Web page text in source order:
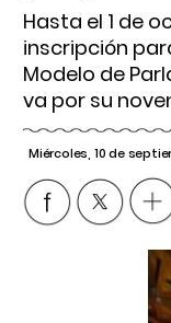
Hasta el 1 de
inscripción
Modelo de
va por su
Miércoles, 10 de